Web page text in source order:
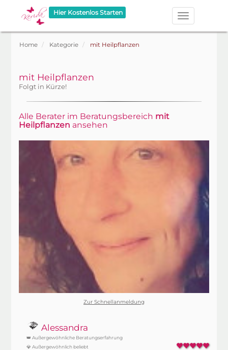
Hier Kostenlos Starten
Home Kategorie mit Heilpflanzen
mit Heilpflanzen
Folgt in Kürze!
Alle Berater im Beratungsbereich mit
Heilpflanzen ansehen
Zur Schnellanmeldung
Alessandra
👑 Außergewöhnliche Beratungserfahrung
💎 Außergewöhnlich beliebt